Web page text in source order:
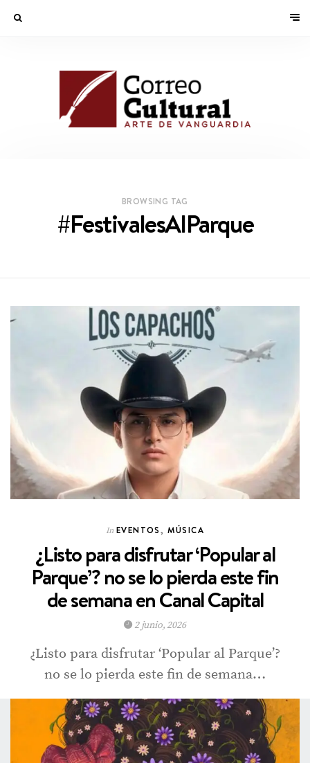
BROWSING TAG
#FestivalesAlParque
In EVENTOS, MÚSICA
¿Listo para disfrutar ‘Popular al
Parque’? no se lo pierda este fin
de semana en Canal Capital
2 junio, 2026
¿Listo para disfrutar ‘Popular al Parque’?
no se lo pierda este fin de semana…